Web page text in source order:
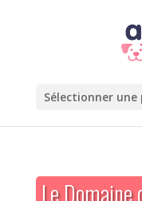
Sélectionner une
Le Domaine